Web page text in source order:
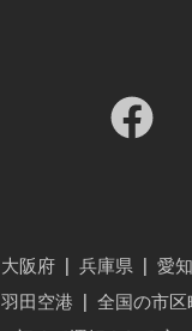
大阪府 兵庫県 愛
羽田空港
全国の市区